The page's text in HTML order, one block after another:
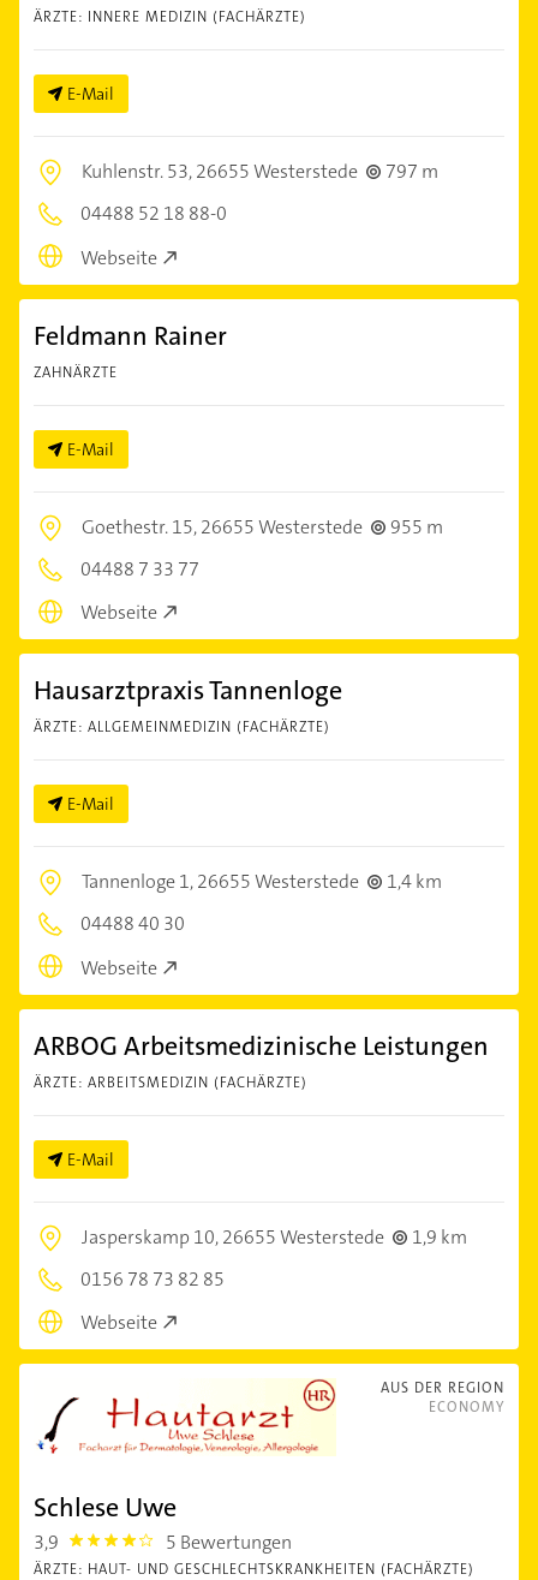
ÄRZTE: INNERE MEDIZIN (FACHÄRZTE)
E-Mail
Kuhlenstr. 53,26655 Westerstede
797 m
04488 52 18 88-0
Webseite
Feldmann Rainer
ZAHNÄRZTE
E-Mail
Goethestr. 15,26655 Westerstede
955 m
04488 7 33 77
Webseite
Hausarztpraxis Tannenloge
ÄRZTE: ALLGEMEINMEDIZIN (FACHÄRZTE)
E-Mail
Tannenloge 1,26655 Westerstede
1,4 km
04488 40 30
Webseite
ARBOG Arbeitsmedizinische Leistungen
ÄRZTE: ARBEITSMEDIZIN (FACHÄRZTE)
E-Mail
Jasperskamp 10,26655 Westerstede
1,9 km
0156 78 73 82 85
Webseite
AUS DER REGION
ECONOMY
Schlese Uwe
3,9 3.9 5 Bewertungen
ÄRZTE: HAUT- UND GESCHLECHTSKRANKHEITEN (FACHÄRZTE)